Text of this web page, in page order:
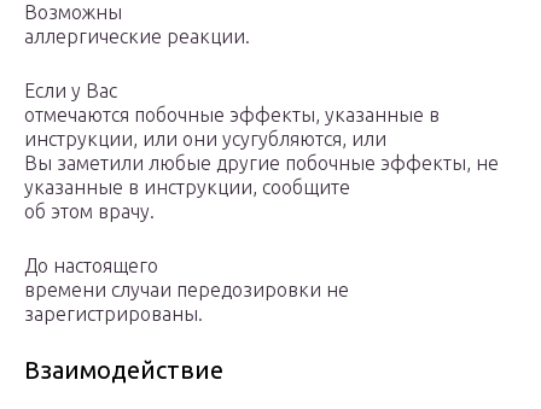
Возможны
аллергические реакции.
Если у Вас
отмечаются побочные эффекты, указанные в
инструкции, или они усугубляются, или
Вы заметили любые другие побочные эффекты, не
указанные в инструкции, сообщите
об этом врачу.
До настоящего
времени случаи передозировки не
зарегистрированы.
Взаимодействие